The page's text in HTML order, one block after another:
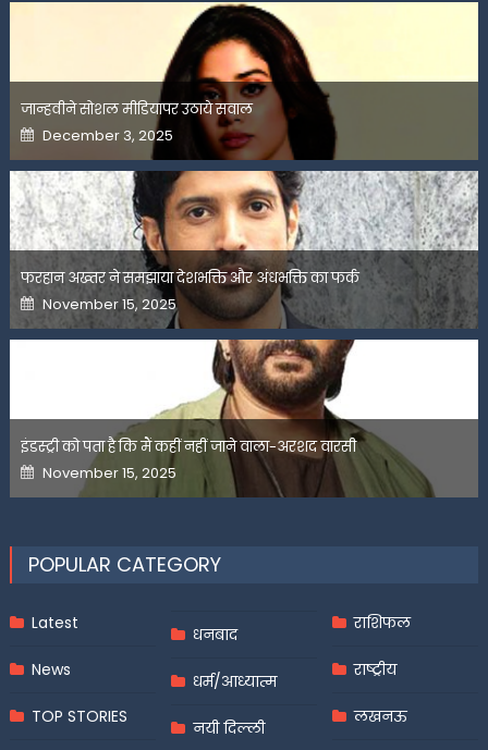
जान्हवीने सोशल मीडियापर उठाये सवाल
Posted
on
December 3, 2025
फरहान अख्तर ने समझाया देशभक्ति और अंधभक्ति का फर्क
Posted
on
November 15, 2025
इंडस्ट्री को पता है कि मैं कहीं नहीं जाने वाला-अरशद वारसी
Posted
on
November 15, 2025
POPULAR CATEGORY
Latest
News
TOP STORIES
धनबाद
धर्म/आध्यात्म
नयी दिल्ली
राशिफल
राष्ट्रीय
लखनऊ